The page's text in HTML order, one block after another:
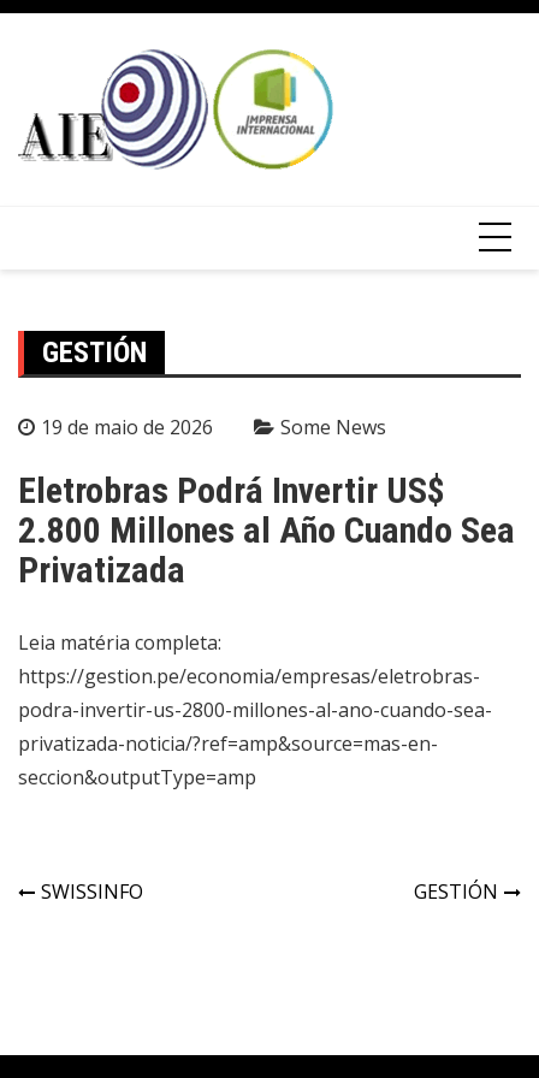
GESTIÓN
19 de maio de 2026 Some News
Eletrobras Podrá Invertir US$
2.800 Millones al Año Cuando Sea
Privatizada
Leia matéria completa:
https://gestion.pe/economia/empresas/eletrobras-
podra-invertir-us-2800-millones-al-ano-cuando-sea-
privatizada-noticia/?ref=amp&source=mas-en-
seccion&outputType=amp
SWISSINFO GESTIÓN